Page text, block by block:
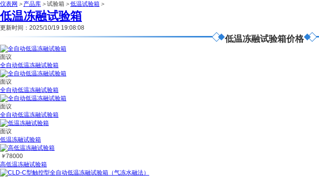
仪表网 ＞ 产品库 ＞试验箱 ＞低温试验箱 ＞
低温冻融试验箱
更新时间：2025/10/19 19:08:08
低温冻融试验箱价格
面议
全自动低温冻融试验箱
面议
全自动低温冻融试验箱
面议
全自动低温冻融试验箱
面议
低温冻融试验箱
￥78000
高低温冻融试验箱